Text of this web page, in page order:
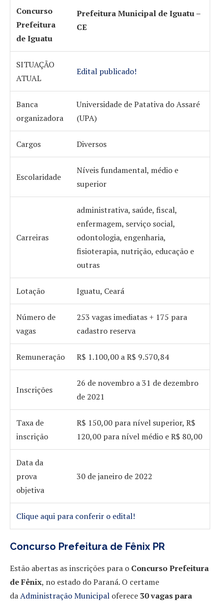
Concurso
Prefeitura
de Iguatu
Prefeitura Municipal de Iguatu –
CE
SITUAÇÃO
ATUAL
Edital publicado!
Banca
organizadora
Universidade de Patativa do Assaré
(UPA)
Cargos Diversos
Escolaridade
Níveis fundamental, médio e
superior
Carreiras
administrativa, saúde, fiscal,
enfermagem, serviço social,
odontologia, engenharia,
fisioterapia, nutrição, educação e
outras
Lotação Iguatu, Ceará
Número de
vagas
253 vagas imediatas + 175 para
cadastro reserva
Remuneração R$ 1.100,00 a R$ 9.570,84
Inscrições
26 de novembro a 31 de dezembro
de 2021
Taxa de
inscrição
R$ 150,00 para nível superior, R$
120,00 para nível médio e R$ 80,00
Data da
prova
objetiva
30 de janeiro de 2022
Clique aqui para conferir o edital!
Concurso Prefeitura de Fênix PR
Estão abertas as inscrições para o Concurso Prefeitura
de Fênix, no estado do Paraná. O certame
daAdministração Municipal oferece 30 vagas para